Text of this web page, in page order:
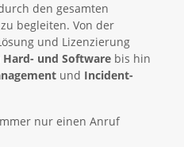
den gesamten
begleiten. Von der
und Lizenzierung
und Software bis hin
und Incident-
nur einen Anruf